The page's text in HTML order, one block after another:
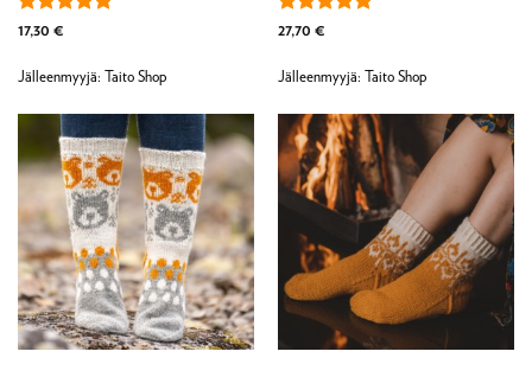
Arvostelu
/ 5
17,30 €
Jälleenmyyjä: Taito Shop
Arvostelu
/ 5
27,70 €
Jälleenmyyjä: Taito Shop